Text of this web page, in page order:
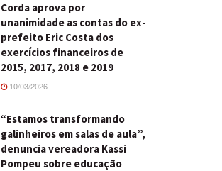
Corda aprova por
unanimidade as contas do ex-
prefeito Eric Costa dos
exercícios financeiros de
2015, 2017, 2018 e 2019
10/03/2026
“Estamos transformando
galinheiros em salas de aula”,
denuncia vereadora Kassi
Pompeu sobre educação